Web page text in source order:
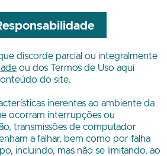
discorde parcial ou integralmente
ou dos Termos de Uso aqui
do site.
inerentes ao ambiente da
ocorram interrupções ou
transmissões de computador
a falhar, bem como por falha
incluindo, mas não se limitando, ao